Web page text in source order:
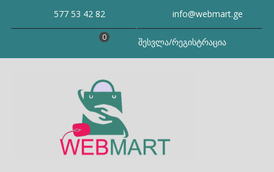
577 53 42 82 info@webmart.ge
შესვლა/რეგისტრაცია
0